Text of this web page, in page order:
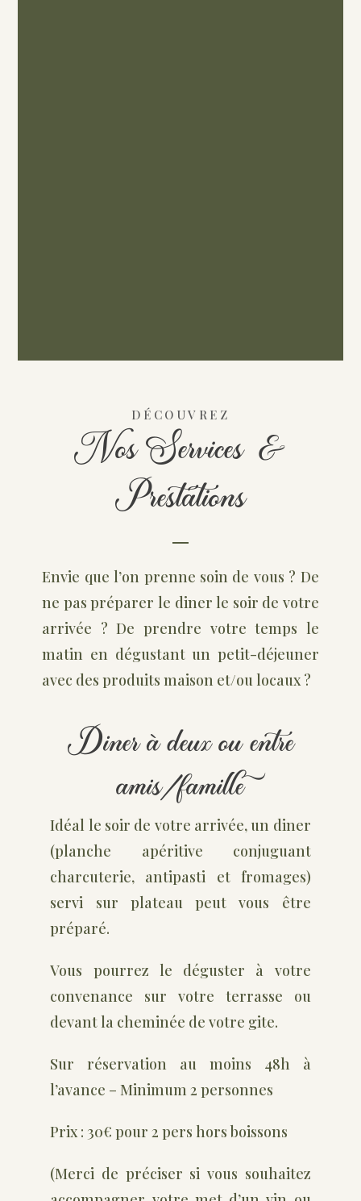
DÉCOUVREZ
Nos Services &
Prestations
Envie que l’on prenne soin de vous ? De
ne pas préparer le diner le soir de votre
arrivée ? De prendre votre temps le
matin en dégustant un petit-déjeuner
avec des produits maison et/ou locaux ?
Diner à deux ou entre
amis/famille
Idéal le soir de votre arrivée, un diner
(planche apéritive conjuguant
charcuterie, antipasti et fromages)
servi sur plateau peut vous être
préparé.
Vous pourrez le déguster à votre
convenance sur votre terrasse ou
devant la cheminée de votre gite.
Sur réservation au moins 48h à
l’avance – Minimum 2 personnes
Prix : 30€ pour 2 pers hors boissons
(Merci de préciser si vous souhaitez